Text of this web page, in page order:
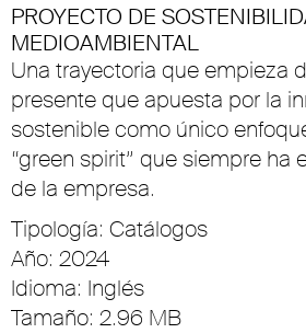
PROYECTO DE
MEDIOAMBIENTAL
Una trayectoria que empieza
presente que apuesta por la
sostenible como único
“green spirit” que siempre ha
de la empresa.
Tipología: Catálogos
Año: 2024
Idioma: Inglés
Tamaño: 2.96 MB